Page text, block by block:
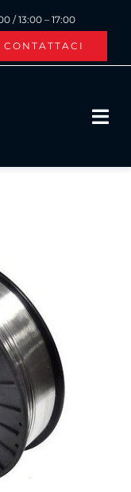
/ 13:00 – 17:00
CONTATTACI